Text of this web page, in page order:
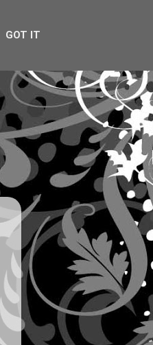
GOT IT